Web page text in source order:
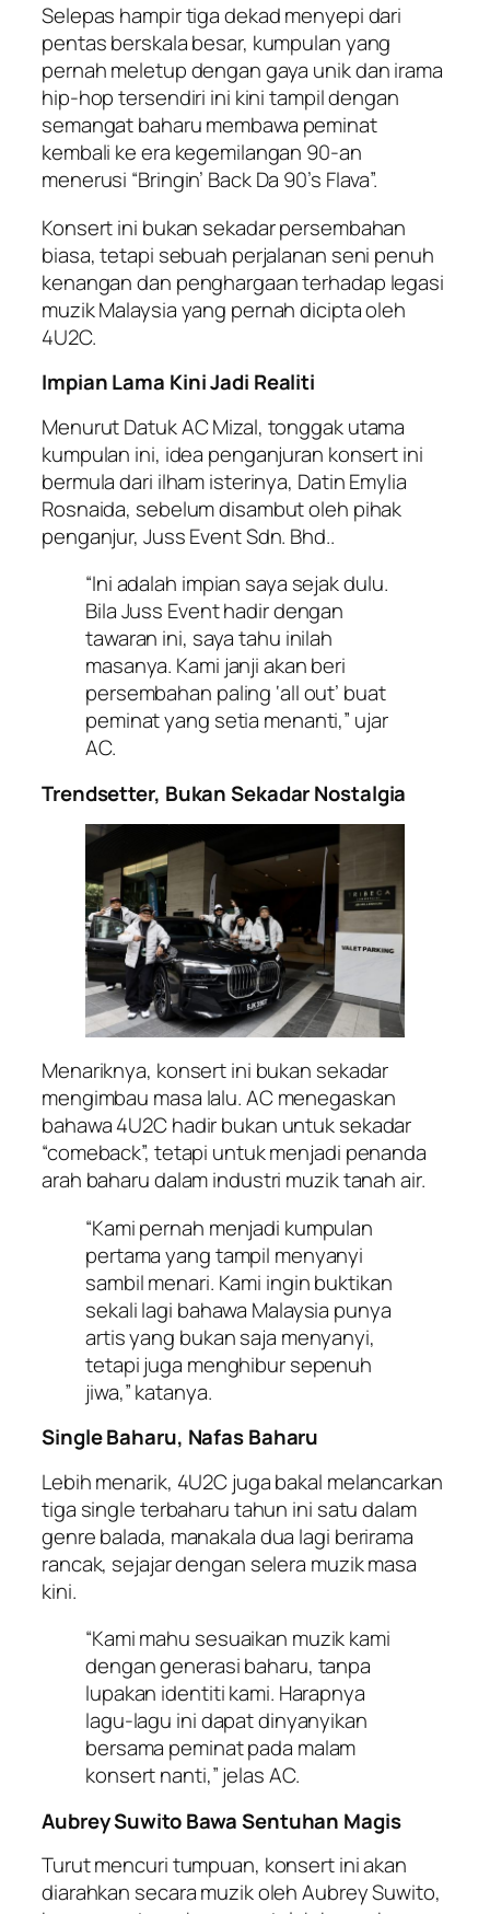
Selepas hampir tiga dekad menyepi dari
pentas berskala besar, kumpulan yang
pernah meletup dengan gaya unik dan irama
hip-hop tersendiri ini kini tampil dengan
semangat baharu membawa peminat
kembali ke era kegemilangan 90-an
menerusi “Bringin’ Back Da 90’s Flava”.
Konsert ini bukan sekadar persembahan
biasa, tetapi sebuah perjalanan seni penuh
kenangan dan penghargaan terhadap legasi
muzik Malaysia yang pernah dicipta oleh
4U2C.
Impian Lama Kini Jadi Realiti
Menurut Datuk AC Mizal, tonggak utama
kumpulan ini, idea penganjuran konsert ini
bermula dari ilham isterinya, Datin Emylia
Rosnaida, sebelum disambut oleh pihak
penganjur, Juss Event Sdn. Bhd..
“Ini adalah impian saya sejak dulu.
Bila Juss Event hadir dengan
tawaran ini, saya tahu inilah
masanya. Kami janji akan beri
persembahan paling ‘all out’ buat
peminat yang setia menanti,” ujar
AC.
Trendsetter, Bukan Sekadar Nostalgia
Menariknya, konsert ini bukan sekadar
mengimbau masa lalu. AC menegaskan
bahawa 4U2C hadir bukan untuk sekadar
“comeback”, tetapi untuk menjadi penanda
arah baharu dalam industri muzik tanah air.
“Kami pernah menjadi kumpulan
pertama yang tampil menyanyi
sambil menari. Kami ingin buktikan
sekali lagi bahawa Malaysia punya
artis yang bukan saja menyanyi,
tetapi juga menghibur sepenuh
jiwa,” katanya.
Single Baharu, Nafas Baharu
Lebih menarik, 4U2C juga bakal melancarkan
tiga single terbaharu tahun ini satu dalam
genre balada, manakala dua lagi berirama
rancak, sejajar dengan selera muzik masa
kini.
“Kami mahu sesuaikan muzik kami
dengan generasi baharu, tanpa
lupakan identiti kami. Harapnya
lagu-lagu ini dapat dinyanyikan
bersama peminat pada malam
konsert nanti,” jelas AC.
Aubrey Suwito Bawa Sentuhan Magis
Turut mencuri tumpuan, konsert ini akan
diarahkan secara muzik oleh Aubrey Suwito,